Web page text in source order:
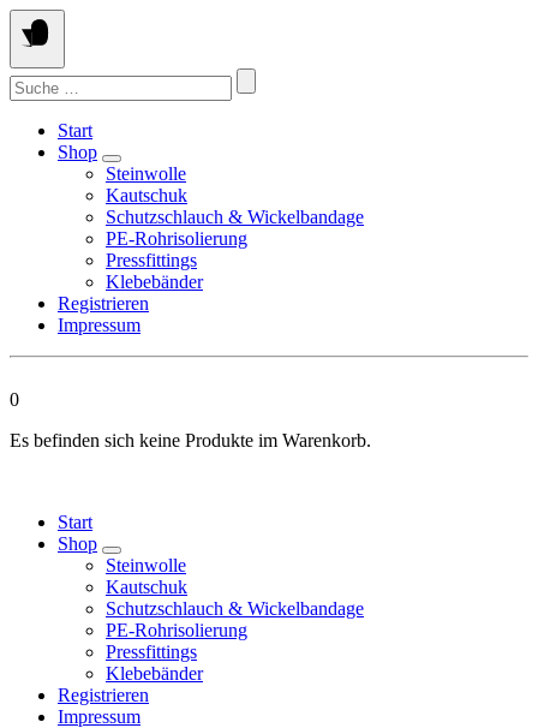
Springen
Sie
zum
Inhalt
Suchen
nach:
Start
Shop
Steinwolle
Kautschuk
Schutzschlauch & Wickelbandage
PE-Rohrisolierung
Pressfittings
Klebebänder
Registrieren
Impressum
0
Es befinden sich keine Produkte im Warenkorb.
Start
Shop
Steinwolle
Kautschuk
Schutzschlauch & Wickelbandage
PE-Rohrisolierung
Pressfittings
Klebebänder
Registrieren
Impressum